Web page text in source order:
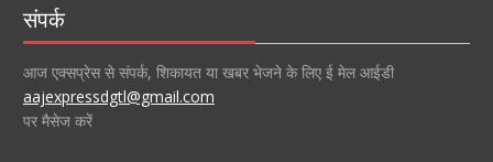
संपर्क
आज एक्सप्रेस से संपर्क, शिकायत या खबर भेजने के लिए ई मेल आईडी
aajexpressdgtl@gmail.com
पर मैसेज करें